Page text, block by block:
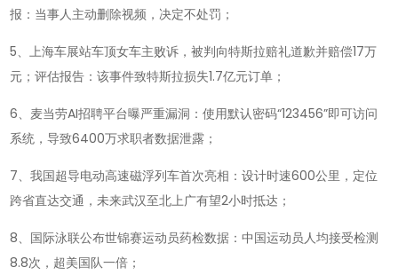
报：当事人主动删除视频，决定不处罚；
5、上海车展站车顶女车主败诉，被判向特斯拉赔礼道歉并赔偿17万
元；评估报告：该事件致特斯拉损失1.7亿元订单；
6、麦当劳AI招聘平台曝严重漏洞：使用默认密码“123456”即可访问
系统，导致6400万求职者数据泄露；
7、我国超导电动高速磁浮列车首次亮相：设计时速600公里，定位
跨省直达交通，未来武汉至北上广有望2小时抵达；
8、国际泳联公布世锦赛运动员药检数据：中国运动员人均接受检测
8.8次，超美国队一倍；